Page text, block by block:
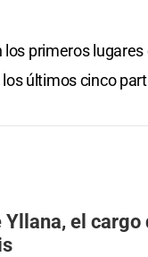
los primeros
últimos cinco
Yllana, el cargo